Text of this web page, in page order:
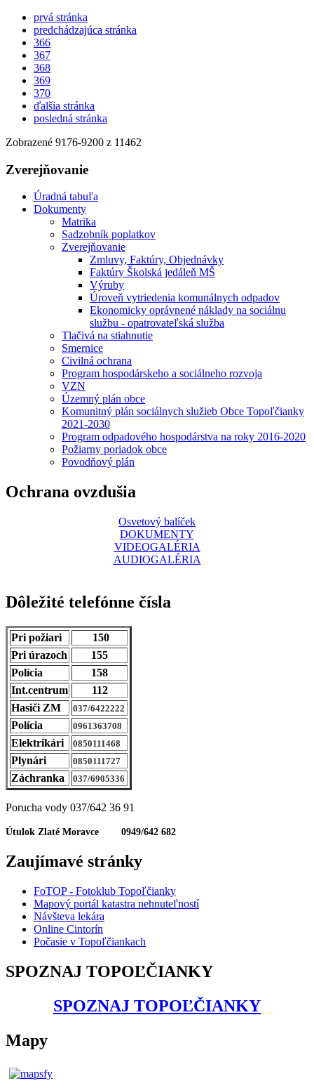
prvá stránka
predchádzajúca stránka
366
367
368
369
370
ďalšia stránka
posledná stránka
Zobrazené 9176-9200 z 11462
Zverejňovanie
Úradná tabuľa
Dokumenty
Matrika
Sadzobník poplatkov
Zverejňovanie
Zmluvy, Faktúry, Objednávky
Faktúry Školská jedáleň MŠ
Výruby
Úroveň vytriedenia komunálnych odpadov
Ekonomicky oprávnené náklady na sociálnu
službu - opatrovateľská služba
Tlačivá na stiahnutie
Smernice
Civilná ochrana
Program hospodárskeho a sociálneho rozvoja
VZN
Územný plán obce
Komunitný plán sociálnych služieb Obce Topoľčianky
2021-2030
Program odpadového hospodárstva na roky 2016-2020
Požiarny poriadok obce
Povodňový plán
Ochrana ovzdušia
Osvetový balíček
DOKUMENTY
VIDEOGALÉRIA
AUDIOGALÉRIA
Dôležité telefónne čísla
Pri požiari
150
Pri úrazoch
155
Polícia
158
Int.centrum
112
Hasiči ZM
037/6422222
Polícia 0961363708
Elektrikári 0850111468
Plynári 0850111727
Záchranka 037/6905336
Porucha vody 037/642 36 91
Útulok Zlaté Moravce 0949/642 682
Zaujímavé stránky
FoTOP - Fotoklub Topoľčianky
Mapový portál katastra nehnuteľností
Návšteva lekára
Online Cintorín
Počasie v Topoľčiankach
SPOZNAJ TOPOĽČIANKY
SPOZNAJ TOPOĽČIANKY
Mapy